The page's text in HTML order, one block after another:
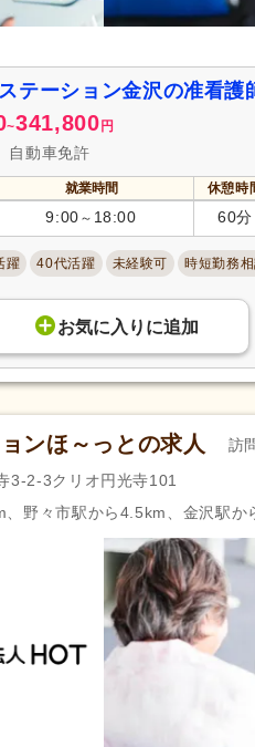
祉士(35) 精神
護支援専門員(4)
(269)
士 作業療
士 あん
士 (28) 栄養
介護実践者研修 (2) 認知
(48) 助産師
技師(2) 臨床
理士(4) 登録
生士(37) 歯科
ス管理責任者研修(4)
2日 (275) 週休2
土日
年間
(145) 有給
り(1,612) 介護休
社会
テーション金沢の准看護
~341,800 円
自動車免許
就業時間 休憩時
9:00 ～ 18:00 60分
躍 40代活躍 未経験可 時短勤務
お気に入り に追加
ンほ～っとの求人 訪
3-2-3クリオ円光寺101
、野々市駅から4.5km、金沢駅か